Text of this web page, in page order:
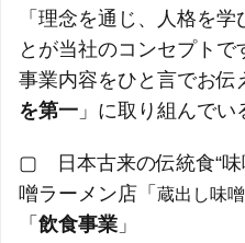
「理念を通じ、人格を
とが当社のコンセプトで
事業内容をひと言でお伝
を第一 」に取り組んでい
▢ 日本古来の伝統食“味
噌ラーメン店「 蔵出し味
「 飲食事業 」